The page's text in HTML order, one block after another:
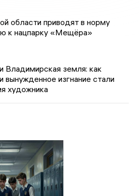
области приводят в норму
к нацпарку «Мещёра»
Владимирская земля: как
вынужденное изгнание стали
художника